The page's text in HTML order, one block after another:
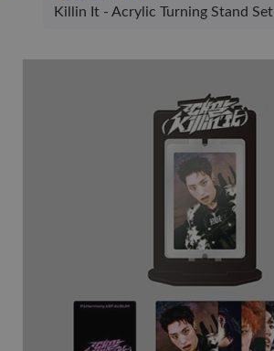
Killin It - Acrylic Turning Stand Set